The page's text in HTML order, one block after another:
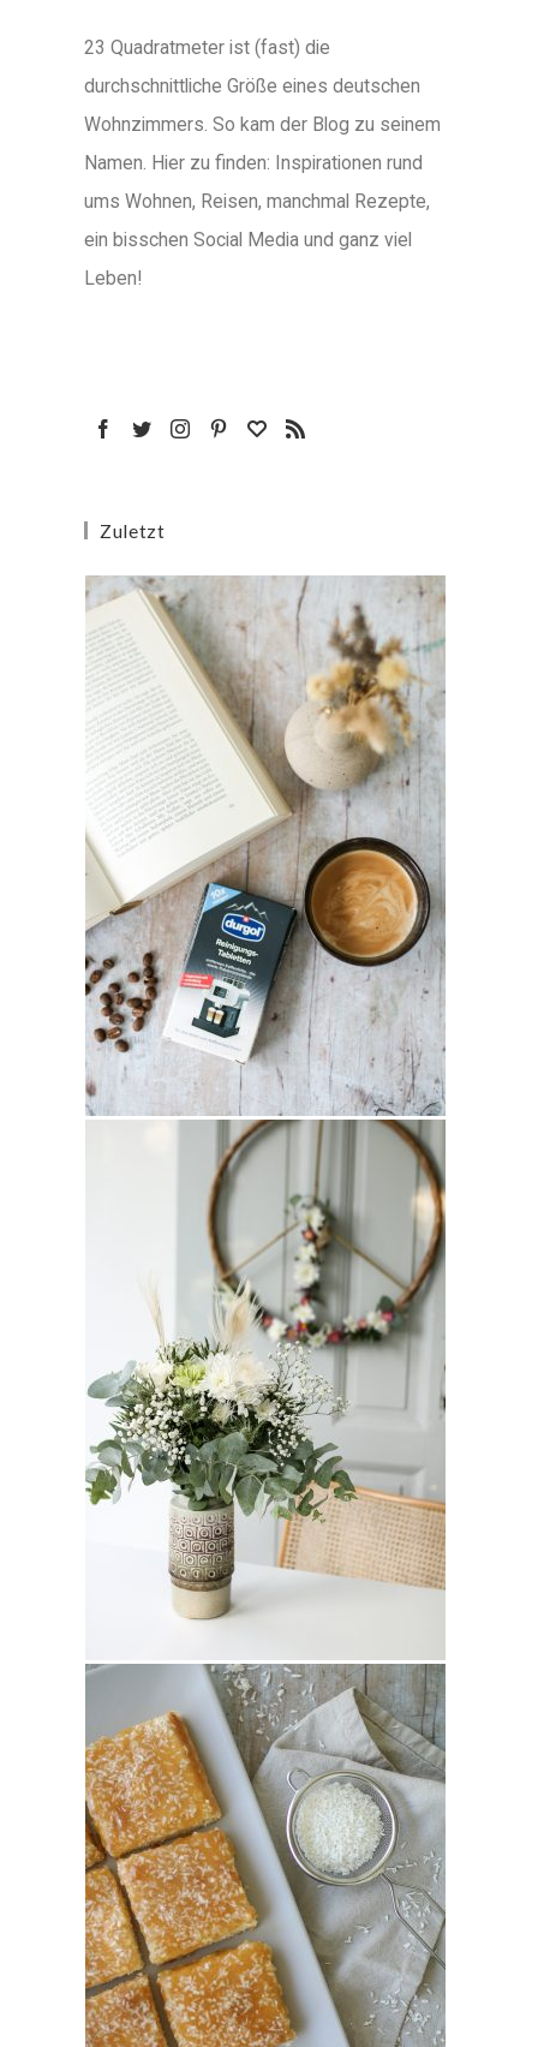
23 Quadratmeter ist (fast) die
durchschnittliche Größe eines deutschen
Wohnzimmers. So kam der Blog zu seinem
Namen. Hier zu finden: Inspirationen rund
ums Wohnen, Reisen, manchmal Rezepte,
ein bisschen Social Media und ganz viel
Leben!
Zuletzt